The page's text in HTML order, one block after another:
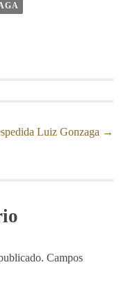
Luiz Gonzaga →
Campos